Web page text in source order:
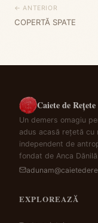
← ANTERIOR
COPERTĂ SPATE
Caiete de Rețete
Un demers omagiu
adus acasă rețetă cu
independent de
fondat de Anca Dănilă.
EXPLOREAZĂ